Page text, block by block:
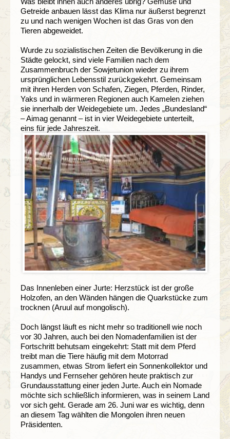
Getreide anbauen lässt das Klima nur äußerst begrenzt
zu und nach wenigen Wochen ist das Gras von den
Tieren abgeweidet.
Wurde zu sozialistischen Zeiten die Bevölkerung in die
Städte gelockt, sind viele Familien nach dem
Zusammenbruch der Sowjetunion wieder zu ihrem
ursprünglichen Lebensstil zurückgekehrt. Gemeinsam
mit ihren Herden von Schafen, Ziegen, Pferden, Rinder,
Yaks und in wärmeren Regionen auch Kamelen ziehen
sie innerhalb der Weidegebiete um. Jedes „Bundesland“
– Aimag genannt – ist in vier Weidegebiete unterteilt,
eins für jede Jahreszeit.
Das Innenleben einer Jurte: Herzstück ist der große
Holzofen, an den Wänden hängen die Quarkstücke zum
trocknen (Aruul auf mongolisch).
Doch längst läuft es nicht mehr so traditionell wie noch
vor 30 Jahren, auch bei den Nomadenfamilien ist der
Fortschritt behutsam eingekehrt: Statt mit dem Pferd
treibt man die Tiere häufig mit dem Motorrad
zusammen, etwas Strom liefert ein Sonnenkollektor und
Handys und Fernseher gehören heute praktisch zur
Grundausstattung einer jeden Jurte. Auch ein Nomade
möchte sich schließlich informieren, was in seinem Land
vor sich geht. Gerade am 26. Juni war es wichtig, denn
an diesem Tag wählten die Mongolen ihren neuen
Präsidenten.